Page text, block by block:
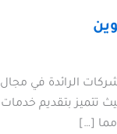
الرائدة في مجال
تتميز بتقديم خدمات
مما […]